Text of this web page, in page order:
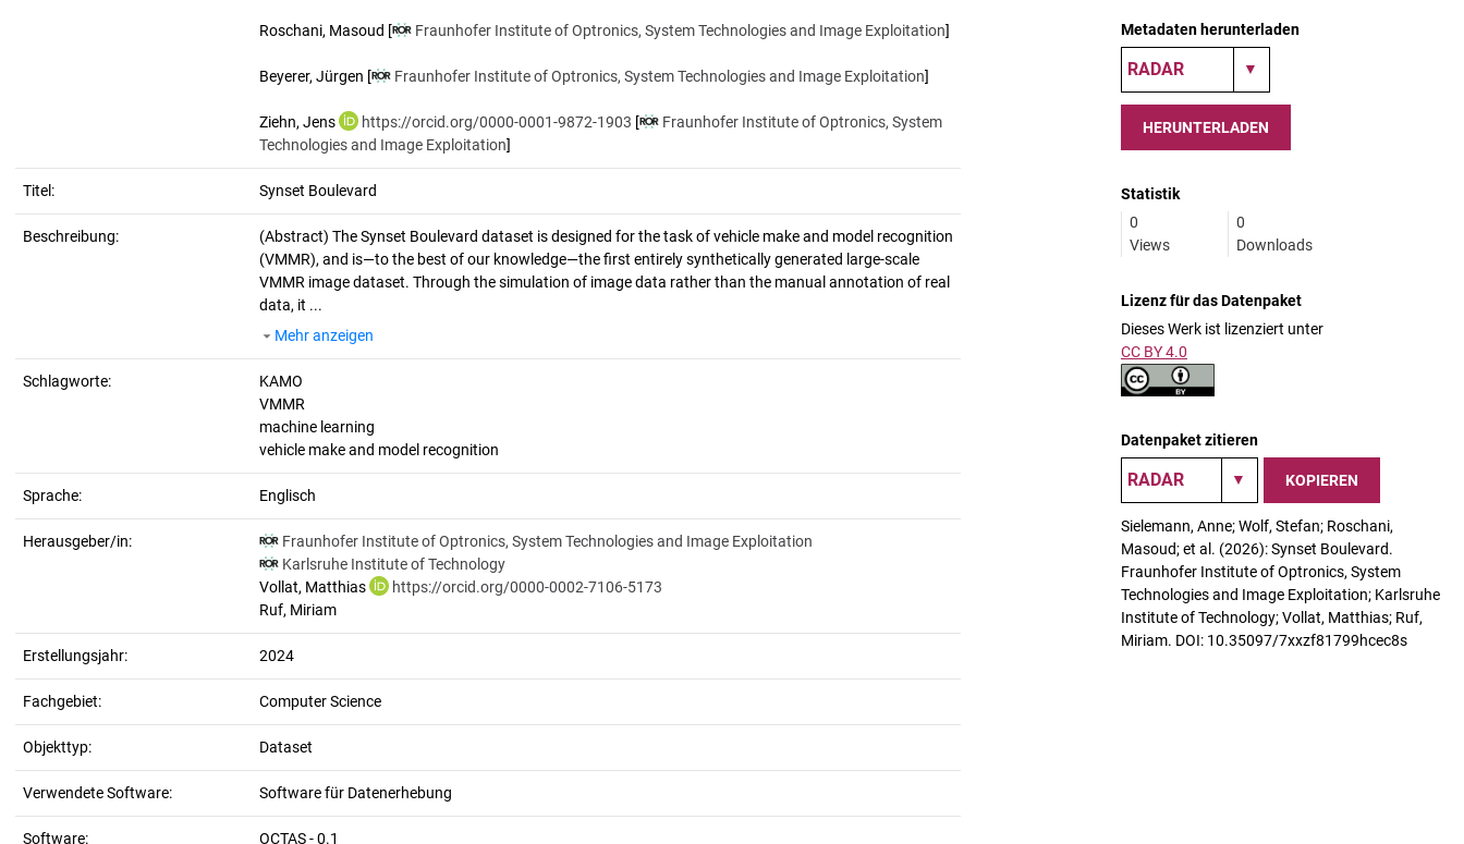
Roschani, Masoud [ Fraunhofer Institute of Optronics, System Technologies and Image Exploitation]
Beyerer, Jürgen [ Fraunhofer Institute of Optronics, System Technologies and Image Exploitation]
Ziehn, Jens https://orcid.org/0000-0001-9872-1903 [
Fraunhofer Institute of Optronics, System
Technologies and Image Exploitation]
Titel: Synset Boulevard
Beschreibung: (Abstract) The Synset Boulevard dataset is designed for the task of vehicle make and model recognition
(VMMR), and is—to the best of our knowledge—the first entirely synthetically generated large-scale
VMMR image dataset. Through the simulation of image data rather than the manual annotation of real
data, it ...
Mehr anzeigen
Schlagworte:
KAMO
VMMR
machine learning
vehicle make and model recognition
Sprache: Englisch
Herausgeber/in:
Fraunhofer Institute of Optronics, System Technologies and Image Exploitation
Karlsruhe Institute of Technology
Vollat, Matthias
https://orcid.org/0000-0002-7106-5173
Ruf, Miriam
Erstellungsjahr: 2024
Fachgebiet: Computer Science
Objekttyp: Dataset
Verwendete Software: Software für Datenerhebung
Software: OCTAS - 0.1
Metadaten herunterladen
HERUNTERLADEN
Statistik
0
Views
0
Downloads
Lizenz für das Datenpaket
Dieses Werk ist lizenziert unter
CC BY 4.0
Datenpaket zitieren
KOPIEREN
Sielemann, Anne; Wolf, Stefan; Roschani,
Masoud; et al. (2026): Synset Boulevard.
Fraunhofer Institute of Optronics, System
Technologies and Image Exploitation; Karlsruhe
Institute of Technology; Vollat, Matthias; Ruf,
Miriam. DOI: 10.35097/7xxzf81799hcec8s